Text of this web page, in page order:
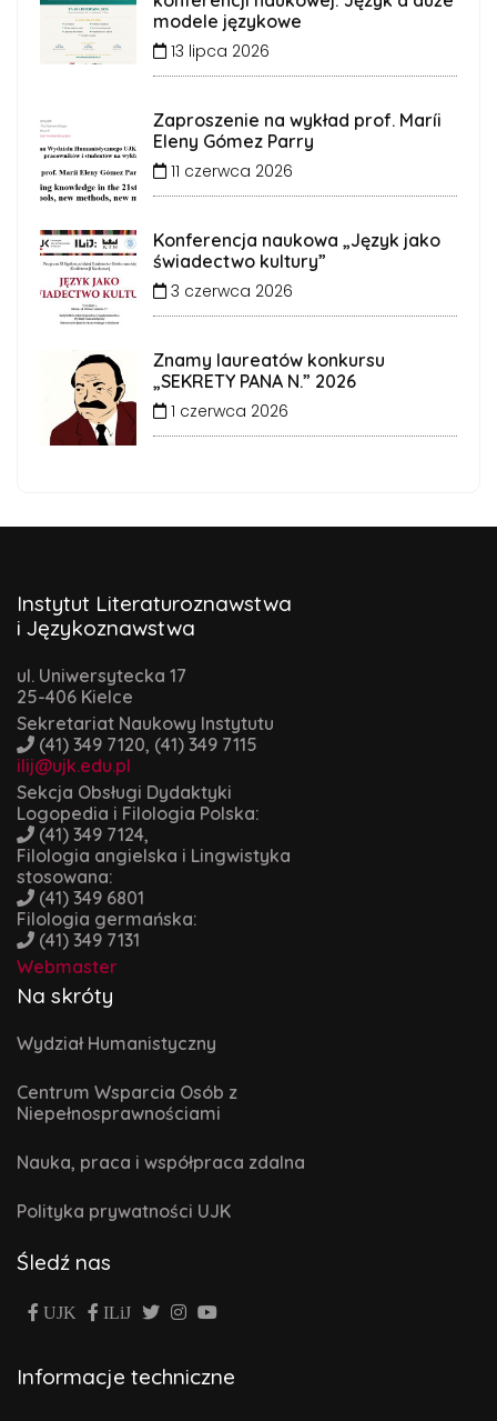
modele językowe
13 lipca 2026
Zaproszenie na wykład prof. Maríi
Eleny Gómez Parry
11 czerwca 2026
Konferencja naukowa „Język jako
świadectwo kultury”
3 czerwca 2026
Znamy laureatów konkursu
„SEKRETY PANA N.” 2026
1 czerwca 2026
Instytut Literaturoznawstwa
i Językoznawstwa
ul. Uniwersytecka 17
25-406 Kielce
Sekretariat Naukowy Instytutu
(41) 349 7120, (41) 349 7115
ilij@ujk.edu.pl
Sekcja Obsługi Dydaktyki
Logopedia i Filologia Polska:
(41) 349 7124,
Filologia angielska i Lingwistyka
stosowana:
(41) 349 6801
Filologia germańska:
(41) 349 7131
Webmaster
Na skróty
Wydział Humanistyczny
Centrum Wsparcia Osób z
Niepełnosprawnościami
Nauka, praca i współpraca zdalna
Polityka prywatności UJK
Śledź nas
UJK ILiJ
Informacje techniczne